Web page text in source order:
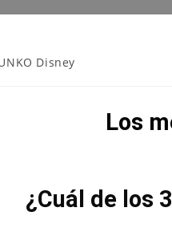
Disney
Los
¿Cuál de los